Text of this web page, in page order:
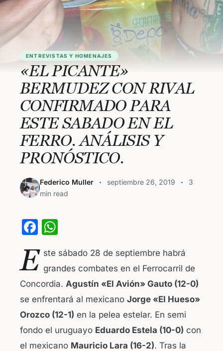
ENTREVISTAS Y HOMENAJES
«EL PICANTE»
BERMUDEZ CON RIVAL
CONFIRMADO PARA
ESTE SABADO EN EL
FERRO. ANÁLISIS Y
PRONÓSTICO.
Federico Muller septiembre 26, 2019
3
min read
F
c
e
b
o
o
k
at
s
A
p
p
E ste sábado 28 de septiembre habrá
grandes combates en el Ferrocarril de
Concordia. Agustín «El Avión» Gauto (12-0)
se enfrentará al mexicano Jorge «El Hueso»
Orozco (12-1) en la pelea estelar. En semi
fondo el uruguayo Eduardo Estela (10-0) con
el mexicano Mauricio Lara (16-2). Tras la